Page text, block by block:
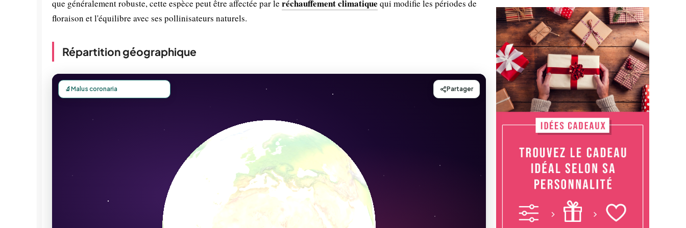
que généralement robuste, cette espèce peut être affectée par le réchauffement climatique qui modifie les périodes de
floraison et l'équilibre avec ses pollinisateurs naturels.
Répartition géographique